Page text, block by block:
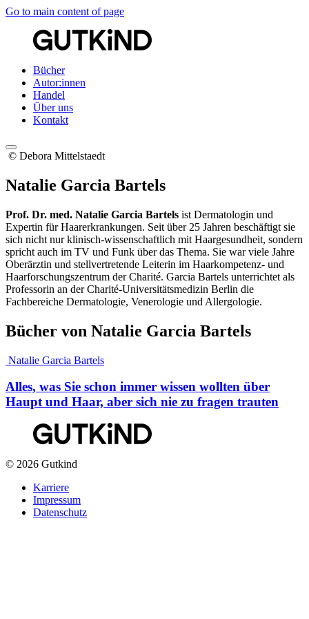
Go to main content of page
Bücher
Autor:innen
Handel
Über uns
Kontakt
© Debora Mittelstaedt
Natalie Garcia Bartels
Prof. Dr. med. Natalie Garcia Bartels ist Dermatologin und
Expertin für Haarerkrankungen. Seit über 25 Jahren beschäftigt sie
sich nicht nur klinisch-wissenschaftlich mit Haargesundheit, sondern
spricht auch im TV und Funk über das Thema. Sie war viele Jahre
Oberärztin und stellvertretende Leiterin im Haarkompetenz- und
Haarforschungszentrum der Charité. Garcia Bartels unterrichtet als
Professorin an der Charité-Universitätsmedizin Berlin die
Fachbereiche Dermatologie, Venerologie und Allergologie.
Bücher von Natalie Garcia Bartels
Natalie Garcia Bartels
Alles, was Sie schon immer wissen wollten über
Haupt und Haar, aber sich nie zu fragen trauten
© 2026 Gutkind
Karriere
Impressum
Datenschutz